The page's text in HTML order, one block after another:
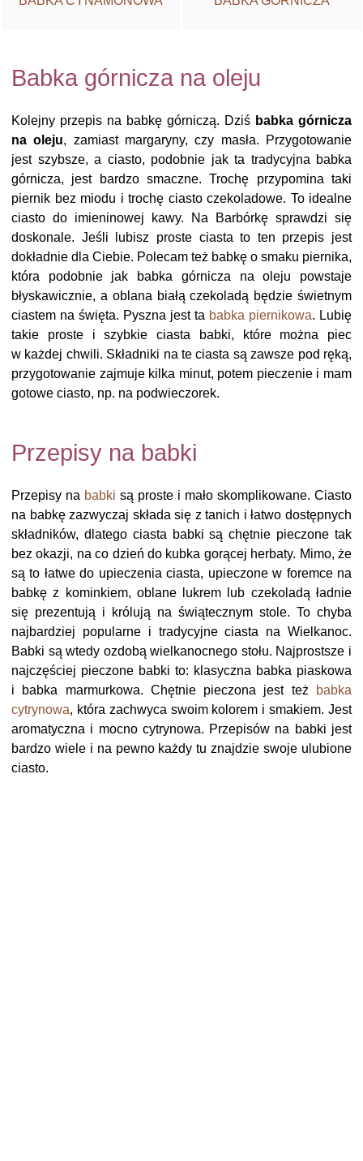
Babka górnicza na oleju
Kolejny przepis na babkę górniczą. Dziś babka górnicza
na oleju, zamiast margaryny, czy masła. Przygotowanie
jest szybsze, a ciasto, podobnie jak ta tradycyjna babka
górnicza, jest bardzo smaczne. Trochę przypomina taki
piernik bez miodu i trochę ciasto czekoladowe. To idealne
ciasto do imieninowej kawy. Na Barbórkę sprawdzi się
doskonale. Jeśli lubisz proste ciasta to ten przepis jest
dokładnie dla Ciebie. Polecam też babkę o smaku piernika,
która podobnie jak babka górnicza na oleju powstaje
błyskawicznie, a oblana białą czekoladą będzie świetnym
ciastem na święta. Pyszna jest ta babka piernikowa. Lubię
takie proste i szybkie ciasta babki, które można piec
w każdej chwili. Składniki na te ciasta są zawsze pod ręką,
przygotowanie zajmuje kilka minut, potem pieczenie i mam
gotowe ciasto, np. na podwieczorek.
Przepisy na babki
Przepisy na babki są proste i mało skomplikowane. Ciasto
na babkę zazwyczaj składa się z tanich i łatwo dostępnych
składników, dlatego ciasta babki są chętnie pieczone tak
bez okazji, na co dzień do kubka gorącej herbaty. Mimo, że
są to łatwe do upieczenia ciasta, upieczone w foremce na
babkę z kominkiem, oblane lukrem lub czekoladą ładnie
się prezentują i królują na świątecznym stole. To chyba
najbardziej popularne i tradycyjne ciasta na Wielkanoc.
Babki są wtedy ozdobą wielkanocnego stołu. Najprostsze i
najczęściej pieczone babki to: klasyczna babka piaskowa
i babka marmurkowa. Chętnie pieczona jest też
babka
cytrynowa, która zachwyca swoim kolorem i smakiem. Jest
aromatyczna i mocno cytrynowa. Przepisów na babki jest
bardzo wiele i na pewno każdy tu znajdzie swoje ulubione
ciasto.